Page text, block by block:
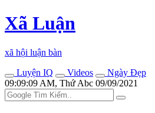
Xã Luận
xã hội luận bàn
Luyện IQ
Videos
Ngày Đẹp
09:09:09 AM, Thứ Abc 09/09/2021